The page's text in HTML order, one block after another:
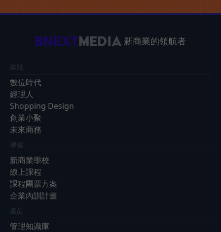
新商業的領航者
媒體
數位時代
經理人
Shopping Design
創業小聚
未來商務
學習
新商業學校
線上課程
課程團票方案
企業內訓計畫
產品
管理知識庫